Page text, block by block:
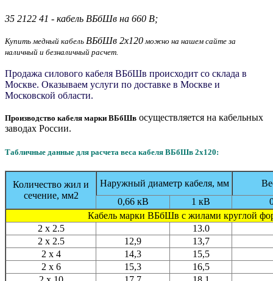
35 2122 41 - кабель ВБбШв на 660 В;
Купить медный кабель ВБбШв 2x120 можно на нашем сайте за
наличный и безналичный расчет.
Продажа силового кабеля ВБбШв происходит со склада в
Москве. Оказываем услуги по доставке в Москве и
Московской области.
Производство кабеля марки ВБбШв осуществляется на кабельных
заводах России.
Табличные данные для расчета веса кабеля ВБбШв 2x120:
Количество жил и
сечение, мм2
Наружный диаметр кабеля, мм
0,66 кВ
1 кВ
Кабель марки ВБбШв с жилами круглой
2 x 2.5
13.0
2 x 2.5
12,9
13,7
2 x 4
14,3
15,5
2 x 6
15,3
16,5